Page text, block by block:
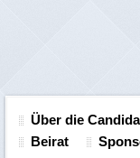
Über die
Beirat